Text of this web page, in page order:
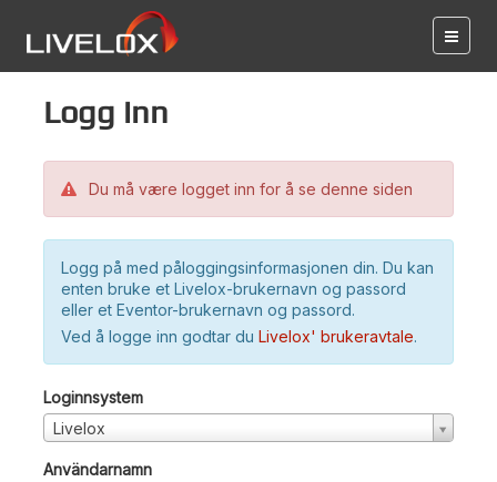
Logg inn
Du må være logget inn for å se denne siden
Logg på med påloggingsinformasjonen din. Du kan
enten bruke et Livelox-brukernavn og passord
eller et Eventor-brukernavn og passord.
Ved å logge inn godtar du Livelox' brukeravtale.
Loginnsystem
Livelox
Användarnamn